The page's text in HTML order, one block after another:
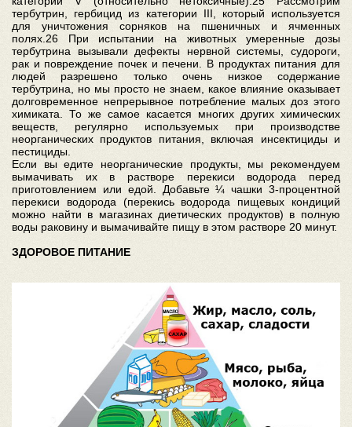
тербутрин, гербицид из категории III, который используется
для уничтожения сорняков на пшеничных и ячменных
полях.26 При испытании на животных умеренные дозы
тербутрина вызывали дефекты нервной системы, судороги,
рак и повреждение почек и печени. В продуктах питания для
людей разрешено только очень низкое содержание
тербутрина, но мы просто не знаем, какое влияние оказывает
долговременное непрерывное потребление малых доз этого
химиката. То же самое касается многих других химических
веществ, регулярно используемых при производстве
неорганических продуктов питания, включая инсектициды и
пестициды.
Если вы едите неорганические продукты, мы рекомендуем
вымачивать их в растворе перекиси водорода перед
приготовлением или едой. Добавьте ¼ чашки 3-процентной
перекиси водорода (перекись водорода пищевых кондиций
можно найти в магазинах диетических продуктов) в полную
воды раковину и вымачивайте пищу в этом растворе 20 минут.
ЗДОРОВОЕ ПИТАНИЕ